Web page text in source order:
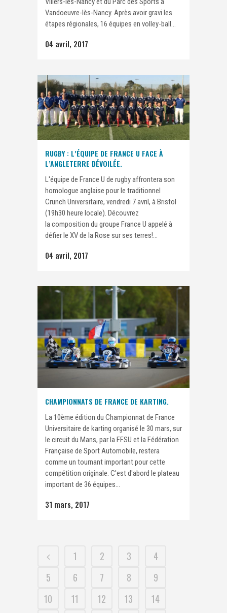
Vandoeuvre-lès-Nancy. Après avoir gravi les
étapes régionales, 16 équipes en volley-ball...
04 avril, 2017
RUGBY : L’ÉQUIPE DE FRANCE U FACE À
L’ANGLETERRE DÉVOILÉE.
L'équipe de France U de rugby affrontera son
homologue anglaise pour le traditionnel
Crunch Universitaire, vendredi 7 avril, à Bristol
(19h30 heure locale). Découvrez
la composition du groupe France U appelé à
défier le XV de la Rose sur ses terres!...
04 avril, 2017
CHAMPIONNATS DE FRANCE DE KARTING.
La 10ème édition du Championnat de France
Universitaire de karting organisé le 30 mars, sur
le circuit du Mans, par la FFSU et la Fédération
Française de Sport Automobile, restera
comme un tournant important pour cette
compétition originale. C'est d'abord le plateau
important de 36 équipes...
31 mars, 2017
1 2 3
4
5
6 7 8
9
10
11 12 13
14